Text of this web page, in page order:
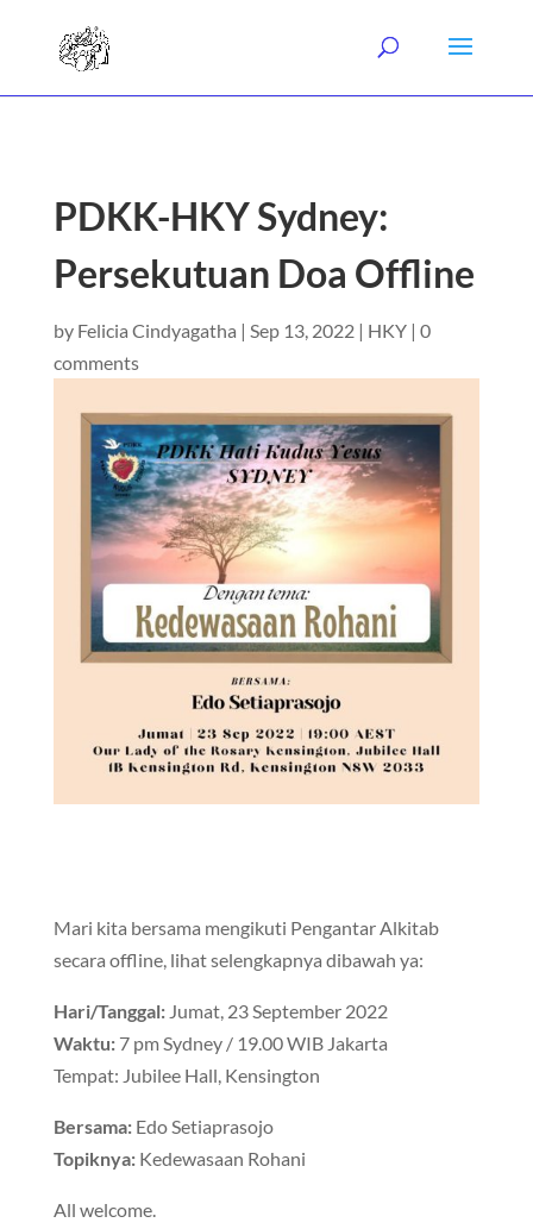
PDKK-HKY Sydney:
Persekutuan Doa Offline
by Felicia Cindyagatha | Sep 13, 2022| HKY| 0
comments
Mari kita bersama mengikuti Pengantar Alkitab
secara offline, lihat selengkapnya dibawah ya:
Hari/Tanggal: Jumat, 23 September 2022
Waktu:7 pm Sydney / 19.00 WIB Jakarta
Tempat: Jubilee Hall, Kensington
Bersama:Edo Setiaprasojo
Topiknya: Kedewasaan Rohani
All welcome.